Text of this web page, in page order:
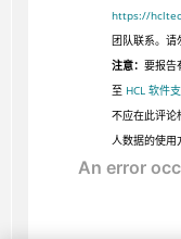
https://
团队联系。请
注意： 要报告
至 HCL 软件
不应在此评论
人数据的使用